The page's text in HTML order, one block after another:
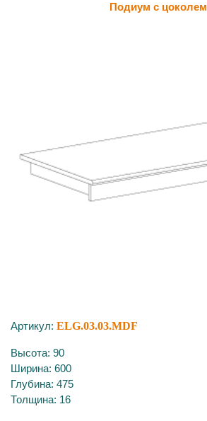
Подиум с цоколем
Артикул: ELG.03.03.MDF
Высота: 90
Ширина: 600
Глубина: 475
Толщина: 16